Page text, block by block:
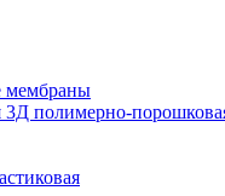
мембраны
полимерно-